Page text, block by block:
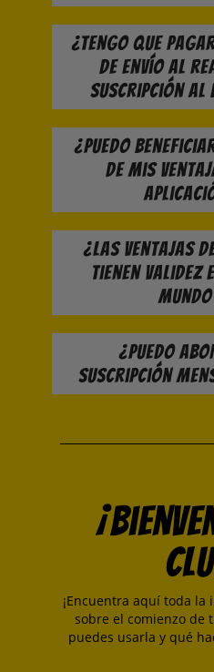
¿Tengo que
de envío al
suscripción al
¿Puedo
de mis
¿Las ventajas
tienen validez
¿Puedo
suscripción
¡Encuentra aquí toda la
sobre el comienzo de
puedes usarla y qué